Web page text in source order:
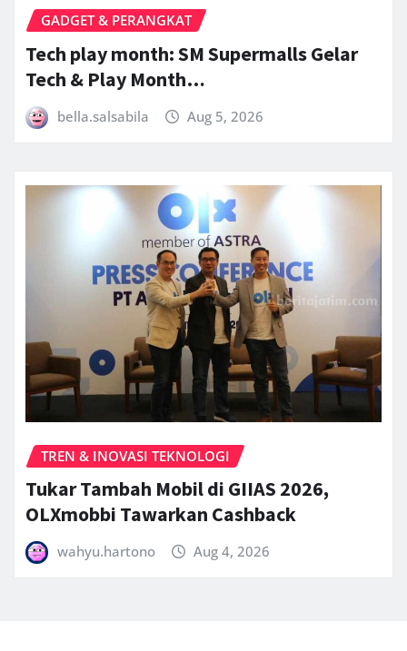
GADGET & PERANGKAT
Tech play month: SM Supermalls Gelar
Tech & Play Month…
bella.salsabila Aug 5, 2026
TREN & INOVASI TEKNOLOGI
Tukar Tambah Mobil di GIIAS 2026,
OLXmobbi Tawarkan Cashback
wahyu.hartono Aug 4, 2026